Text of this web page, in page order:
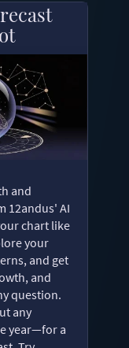
and
12andus' AI
chart like
your
and get
and
question.
any
year—for a